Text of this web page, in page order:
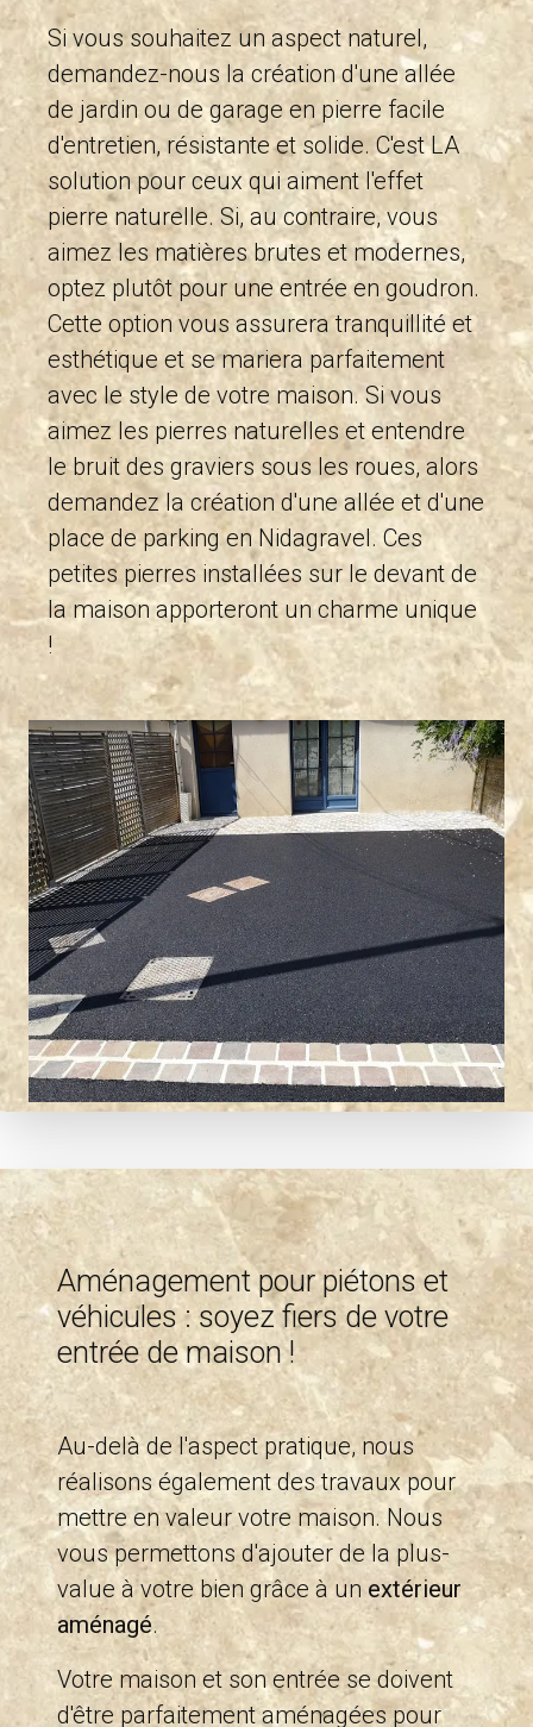
Si vous souhaitez un aspect naturel,
demandez-nous la création d'une allée
de jardin ou de garage en pierre facile
d'entretien, résistante et solide. C'est LA
solution pour ceux qui aiment l'effet
pierre naturelle. Si, au contraire, vous
aimez les matières brutes et modernes,
optez plutôt pour une entrée en goudron.
Cette option vous assurera tranquillité et
esthétique et se mariera parfaitement
avec le style de votre maison. Si vous
aimez les pierres naturelles et entendre
le bruit des graviers sous les roues, alors
demandez la création d'une allée et d'une
place de parking en Nidagravel. Ces
petites pierres installées sur le devant de
la maison apporteront un charme unique
!
Aménagement pour piétons et
véhicules : soyez fiers de votre
entrée de maison !
Au-delà de l'aspect pratique, nous
réalisons également des travaux pour
mettre en valeur votre maison. Nous
vous permettons d'ajouter de la plus-
value à votre bien grâce à un extérieur
aménagé.
Votre maison et son entrée se doivent
d'être parfaitement aménagées pour